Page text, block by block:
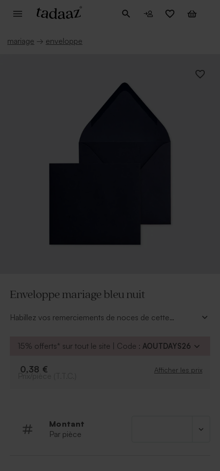
mariage → enveloppe
Enveloppe mariage bleu nuit
Habillez vos remerciements de noces de cette
15% offerts* sur tout le site | Code : AOUTDAYS26
0,38 € Afficher les prix
Montant
Par pièce